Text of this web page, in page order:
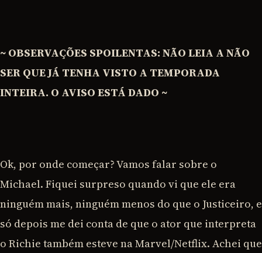
~ OBSERVAÇÕES SPOILENTAS: NÃO LEIA A NÃO
SER QUE JÁ TENHA VISTO A TEMPORADA
INTEIRA. O AVISO ESTÁ DADO ~
Ok, por onde começar? Vamos falar sobre o
Michael. Fiquei surpreso quando vi que ele era
ninguém mais, ninguém menos do que o Justiceiro, e
só depois me dei conta de que o ator que interpreta
o Richie também esteve na Marvel/Netflix. Achei que